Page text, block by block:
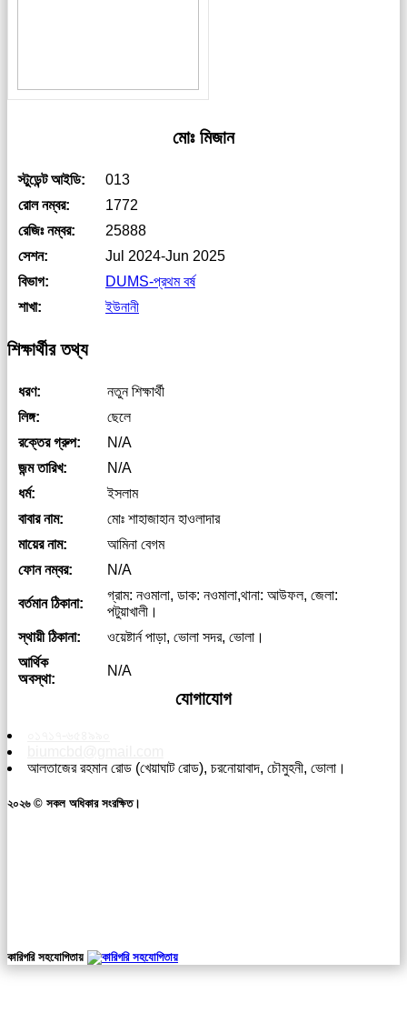
মোঃ মিজান
স্টুডেন্ট আইডি:
013
রোল নম্বর:
1772
রেজিঃ নম্বর:
25888
সেশন:
Jul 2024-Jun 2025
বিভাগ:
DUMS-প্রথম বর্ষ
শাখা:
ইউনানী
শিক্ষার্থীর তথ্য
ধরণ:
নতুন শিক্ষার্থী
লিঙ্গ:
ছেলে
রক্তের গ্রুপ:
N/A
জন্ম তারিখ:
N/A
ধর্ম:
ইসলাম
বাবার নাম:
মোঃ শাহাজাহান হাওলাদার
মায়ের নাম:
আমিনা বেগম
ফোন নম্বর:
N/A
বর্তমান ঠিকানা:
গ্রাম: নওমালা, ডাক: নওমালা,থানা: আউফল, জেলা:
পটুয়াখালী।
স্থায়ী ঠিকানা:
ওয়েষ্টার্ন পাড়া, ভোলা সদর, ভোলা।
আর্থিক
অবস্থা:
N/A
যোগাযোগ
আলতাজের রহমান রোড (খেয়াঘাট রোড), চরনোয়াবাদ, চৌমুহনী, ভোলা।
২০২৬ © সকল অধিকার সংরক্ষিত।
কারিগরি সহযোগিতায়